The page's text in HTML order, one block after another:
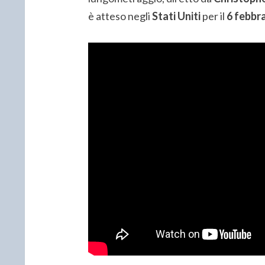
è atteso negliStati Unitiper il 6